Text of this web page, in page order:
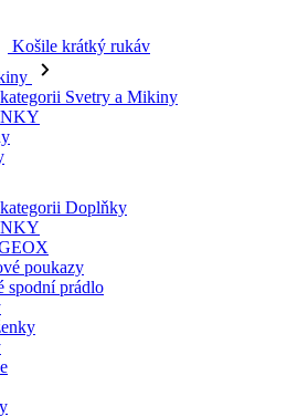
Košile krátký rukáv
Svetry a Mikiny
Doplňky
poukazy
spodní prádlo